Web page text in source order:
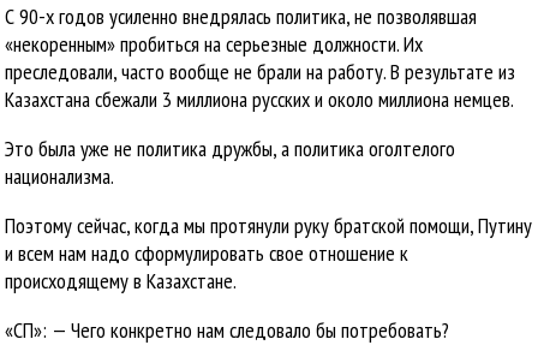
С 90-х годов усиленно внедрялась политика, не позволявшая
«некоренным» пробиться на серьезные должности. Их
преследовали, часто вообще не брали на работу. В результате из
Казахстана сбежали 3 миллиона русских и около миллиона немцев.
Это была уже не политика дружбы, а политика оголтелого
национализма.
Поэтому сейчас, когда мы протянули руку братской помощи, Путину
и всем нам надо сформулировать свое отношение к
происходящему в Казахстане.
«СП»: — Чего конкретно нам следовало бы потребовать?